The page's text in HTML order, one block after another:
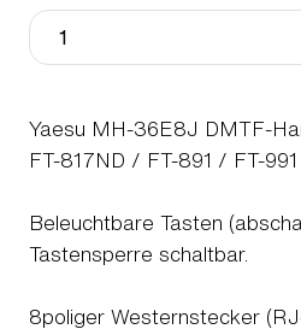
Yaesu MH-36E8J DMTF-
FT-817ND / FT-891 / FT-991
Beleuchtbare Tasten
Tastensperre schaltbar.
8poliger Westernstecker